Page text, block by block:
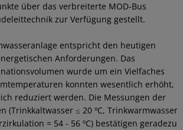
über das verbreiterte MOD-Bus
zur Verfügung gestellt.
entspricht den heutigen
Anforderungen. Das
wurde um ein Vielfaches
konnten wesentlich erhöht,
reduziert werden. Die Messungen der
(Trinkkaltwasser ≤ 20 ºC, Trinkwarmwasser
= 54 - 56 ºC) bestätigen geradezu